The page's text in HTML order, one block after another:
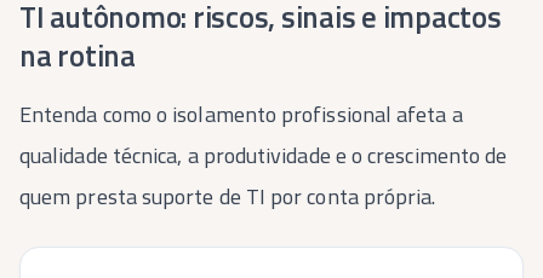
TI autônomo: riscos, sinais e impactos
na rotina
Entenda como o isolamento profissional afeta a
qualidade técnica, a produtividade e o crescimento de
quem presta suporte de TI por conta própria.